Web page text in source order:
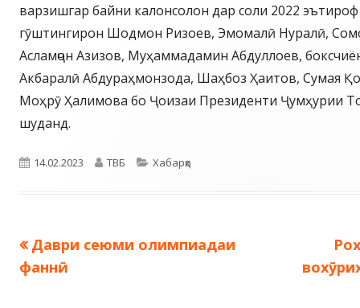
варзишгар байни калонсолон дар соли 2022
гӯштингирон Шодмон Ризоев, Эмомалӣ Нуралӣ,
Асламҷон Азизов, Муҳаммадамин Абдуллоев,
Акбаралӣ Абдураҳмонзода, Шаҳбоз Ҳаитов, Сумая
Моҳрӯ Ҳалимова бо Ҷоизаи Президенти Ҷумҳурии
шуданд.
Опубликовано
14.02.2023 Автор
ТВБ Рубрики
Хабарҳо
Навигация
по
Предыдущая
запись:
Даври сеюми олимпиадаи
фаннӣ.